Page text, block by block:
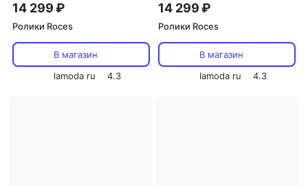
14 299 ₽
Ролики Roces
В магазин
lamoda ru
4.3
14 299 ₽
Ролики Roces
В магазин
lamoda ru
4.3